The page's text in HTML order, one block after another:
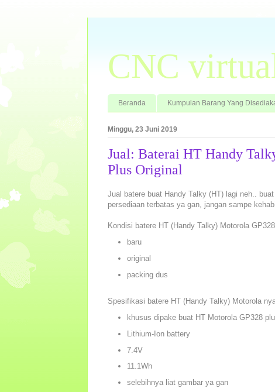
CNC
Beranda Kumpulan Barang Yang
Minggu, 23 Juni 2019
Jual: Baterai HT Handy
Plus Original
Jual batere buat Handy Talky (HT) lagi neh..
persediaan terbatas ya gan, jangan sampe
Kondisi batere HT (Handy Talky) Motorola
baru
original
packing dus
Spesifikasi batere HT (Handy Talky) Motorola
khusus dipake buat HT Motorola GP328
Lithium-Ion battery
7.4V
11.1Wh
selebihnya liat gambar ya gan